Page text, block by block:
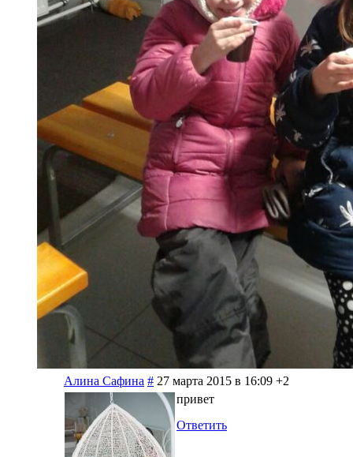
Алина Сафина # 27 марта 2015 в 16:09 +2
привет
Ответить